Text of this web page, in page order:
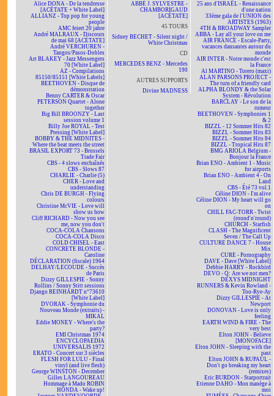
Alice DONA - De la tendresse
[ACÉTATE + White Label]
ALLIANZ - Top pop for young
people
AMC feiert 20 jahre
André MALRAUX - Discours
de mai 68 [ACÉTATE]
André VERCHUREN -
Tangos/Pasos-Dobles
Art BLAKEY - Jazz Messengers
70 [White Label]
AZ - Compilations
85150/85151 [White Labels]
BEETHOVEN - Disque de
démonstration
Benny CARTER & Oscar
PETERSON Quartet - Alone
together
Big Bill BROONZY - Last
session volume 1
Billy Joe ROYAL - Test
Pressing [White Label]
BOBBY & THE MIDNITES -
Where the beat meets the street
BRASIL EXPORT 73 - Brussels
Trade Fair
CBS - 4 slows enchaînés
CBS - Slows 87
CHARLIE - Charlie (5)
CHER - Love and
understanding
Chris DE BURGH - Flying
colours
Christine McVIE - Love will
show us how
Cliff RICHARD - Now you see
me, now you don't
COCA-COLA Chansons
COCA-COLA Disco
COLD CHISEL - East
CONCRETE BLONDE -
Caroline
DÉCLARATION (fiscale) 1964
DELHAY/LECOUDE - Succès
de Paris
Dizzy GILLESPIE - Sonny
Rollins / Sonny Stitt sessions
Django REINHARDT n°73610
[White Label]
DVORAK - Symphonie du
Nouveau Monde (extraits) -
MIKAL
Eddie MONEY - Where's the
party?
EMI Christmas 1974
ENCYCLOPAEDIA
UNIVERSALIS 1972
ERATO - Concert sur 3 siècles
FLESH FOR LULU - Final
vinyl (and live flesh)
George WINSTON - December
Gilles LANGOUREAU
Hommage à Mado ROBIN
HONDA - Wake up!
ABBÉ J. SYLVESTRE -
CHAMBORIGAUD
[ACÉTATE]
45 TOURS
Sidney BECHET - Silent night /
White Christmas
CD
MERCEDES BENZ - Mercedes
190
AUTRES SUPPORTS
Divine MADNESS
25 ans d'ISRAËL - Renaissance
d'une nation
33ème gala de l'UNION des
ARTISTES (1963)
4TH & BROADWAY Sampler
ABBA - Lay all your love on me
AIR FRANCE - Escale-Party,
vacances dansantes autour du
monde
AIR INTER - Notre monde c'est
la France
Al MARTINO - Torero (maxi)
ALAN PARSONS PROJECT -
The turn of a friendly card
ALPHA BLONDY & the Solar
System - Révolution
BARCLAY - Le son de la
rumeur
BEETHOVEN - Symphonies 1
& 2
BIZZL - 12 Sommer Hits 82
BIZZL - Sommer Hits 83
BIZZL - Sommer Hits 84
BIZZL - Tropical Hits 87
BMG ARIOLA Belgium -
Bonjour la France
Brian ENO - Ambient 1 - Music
for airports
Brian ENO - Ambient 4 - On
Land
CBS - Été 73 vol.1
Céline DION - I'm alive
Céline DION - My heart will go
on
CHILL FAC-TORR - Twist
(round'n'round)
CHURCH - Starfish
CLASH - The Magnificent
Seven / The Call Up
CULTURE DANCE 7 - House
Mix
CURE - Pornography
DAVE - Dave [White Label]
Debbie HARRY - Rockbird
DEVO - Q: Are we not men?
DEXYS MIDNIGHT
RUNNERS & Kevin Rowland -
Too-Rye-Ay
Dizzy GILLESPIE - At
Newport
DONOVAN - Love is only
feeling
EARTH WIND & FIRE - The
very best
Elton JOHN - Believe
[MONOFACE]
Elton JOHN - Sleeping with the
past
Elton JOHN & RUPAUL -
Don't go breaking my heart
(remixes)
Eric BURDON - Starportrait
Etienne DAHO - Mon manège à
moi